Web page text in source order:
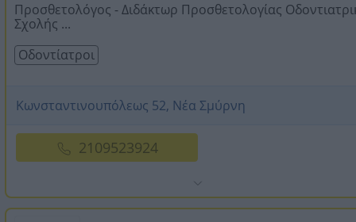
Προσθετολόγος - Διδάκτωρ Προσθετολογίας
Σχολής ...
Οδοντίατροι
Κωνσταντινουπόλεως 52, Νέα Σμύρνη
2109523924